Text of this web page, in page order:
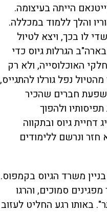
הייתה בעיצומה.
והלך ללמוד במכללה.
לו בכך, ויצא לטיול
הגרלות גיוס כדי
חלקי האוכלוסייה, ולא רק
נפל גורלו להתגייס,
חברים שהכיר
ולהפוך
גיוס ובתקווה
ונרשם ללימודים
משרד הגיוס בקמפוס.
סמוכים, והרגו
באותו רגע החליט לעזוב